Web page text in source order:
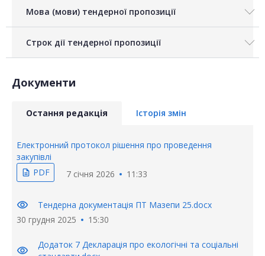
Мова (мови) тендерної пропозиції
Строк дії тендерної пропозиції
Документи
Остання редакція Історія змін
Електронний протокол рішення про проведення
закупівлі
description PDF 7 січня 2026 11:33
visibility
Тендерна документація ПТ Мазепи 25.docx
30 грудня 2025
15:30
visibility
Додаток 7 Декларація про екологічні та соціальні